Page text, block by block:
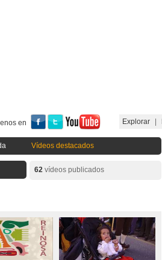
en Explorar
Vídeos destacados
62 vídeos publicados